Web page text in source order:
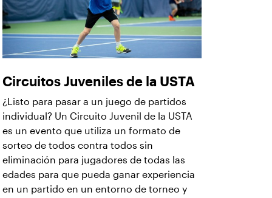
Circuitos Juveniles de la USTA
¿Listo para pasar a un juego de partidos
individual? Un Circuito Juvenil de la USTA
es un evento que utiliza un formato de
sorteo de todos contra todos sin
eliminación para jugadores de todas las
edades para que pueda ganar experiencia
en un partido en un entorno de torneo y